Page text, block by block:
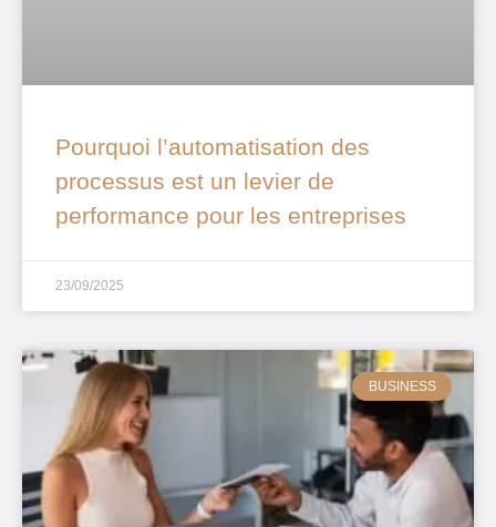
Pourquoi l’automatisation des
processus est un levier de
performance pour les entreprises
23/09/2025
BUSINESS